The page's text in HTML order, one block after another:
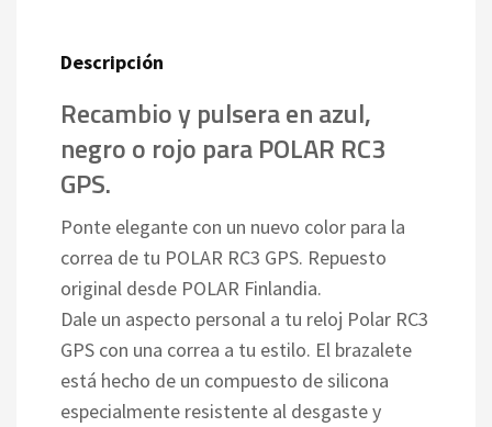
Descripción
Recambio y pulsera en azul,
negro o rojo para POLAR RC3
GPS.
Ponte elegante con un nuevo color para la
correa de tu POLAR RC3 GPS. Repuesto
original desde POLAR Finlandia.
Dale un aspecto personal a tu reloj Polar RC3
GPS con una correa a tu estilo. El brazalete
está hecho de un compuesto de silicona
especialmente resistente al desgaste y